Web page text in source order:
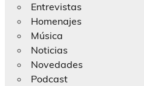
Entrevistas
Homenajes
Música
Noticias
Novedades
Podcast